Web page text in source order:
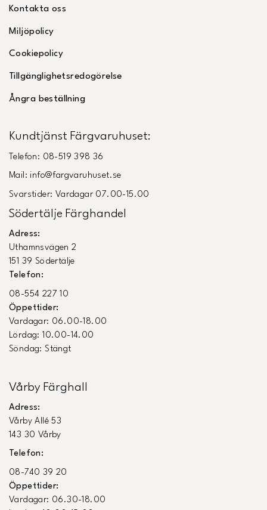
Kontakta oss
Miljöpolicy
Cookiepolicy
Tillgänglighetsredogörelse
Ångra beställning
Kundtjänst Färgvaruhuset:
Telefon: 08-519 398 36
Mail: info@fargvaruhuset.se
Svarstider: Vardagar 07.00-15.00
Södertälje Färghandel
Adress:
Uthamnsvägen 2
151 39 Södertälje
Telefon:
08-554 227 10
Öppettider:
Vardagar: 06.00-18.00
Lördag: 10.00-14.00
Söndag: Stängt
Vårby Färghall
Adress:
Vårby Allé 53
143 30 Vårby
Telefon:
08-740 39 20
Öppettider:
Vardagar: 06.30-18.00